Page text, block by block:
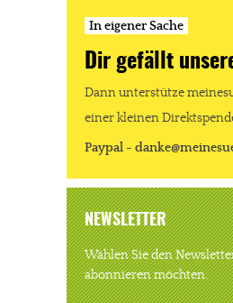
In eigener Sache
Dir gefällt
Dann unterstütze
einer kleinen
Paypal -
NEWSLETTER
Wählen Sie den
abonnieren möchten.